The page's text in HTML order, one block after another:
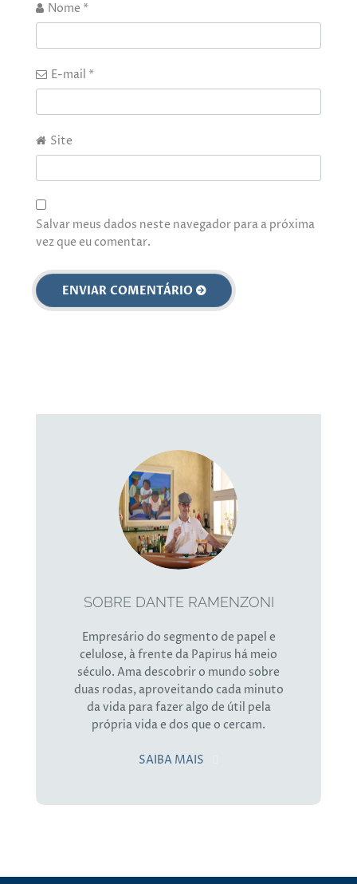
Nome *
E-mail *
Site
Salvar meus dados neste navegador para a próxima
vez que eu comentar.
SOBRE DANTE RAMENZONI
Empresário do segmento de papel e
celulose, à frente da Papirus há meio
século. Ama descobrir o mundo sobre
duas rodas, aproveitando cada minuto
da vida para fazer algo de útil pela
própria vida e dos que o cercam.
SAIBA MAIS